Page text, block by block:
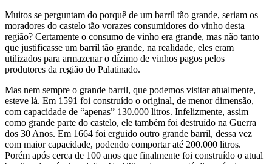
Muitos se perguntam do porquê de um barril tão grande, seriam os
moradores do castelo tão vorazes consumidores do vinho desta
região? Certamente o consumo de vinho era grande, mas não tanto
que justificasse um barril tão grande, na realidade, eles eram
utilizados para armazenar o dízimo de vinhos pagos pelos
produtores da região do Palatinado.
Mas nem sempre o grande barril, que podemos visitar atualmente,
esteve lá. Em 1591 foi construído o original, de menor dimensão,
com capacidade de “apenas” 130.000 litros. Infelizmente, assim
como grande parte do castelo, ele também foi destruído na Guerra
dos 30 Anos. Em 1664 foi erguido outro grande barril, dessa vez
com maior capacidade, podendo comportar até 200.000 litros.
Porém após cerca de 100 anos que finalmente foi construído o atual